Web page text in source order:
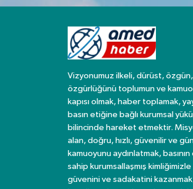
Vizyonumuz ilkeli, dürüst,
özgürlüğünü toplumun ve
kapısı olmak, haber toplamak,
basın etiğine bağlı kurumsal
bilincinde hareket etmektir.
alan, doğru, hızlı, güvenilir ve
kamuoyunu aydınlatmak,
sahip kurumsallaşmış kimliğimizle
güvenini ve sadakatini